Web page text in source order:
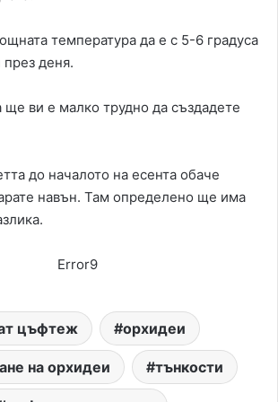
температура да е с 5-6 градуса
през деня.
ще ви е малко трудно да създадете
до началото на есента обаче
навън. Там определено ще има
Error9
цъфтеж орхидеи
на орхидеи тънкости